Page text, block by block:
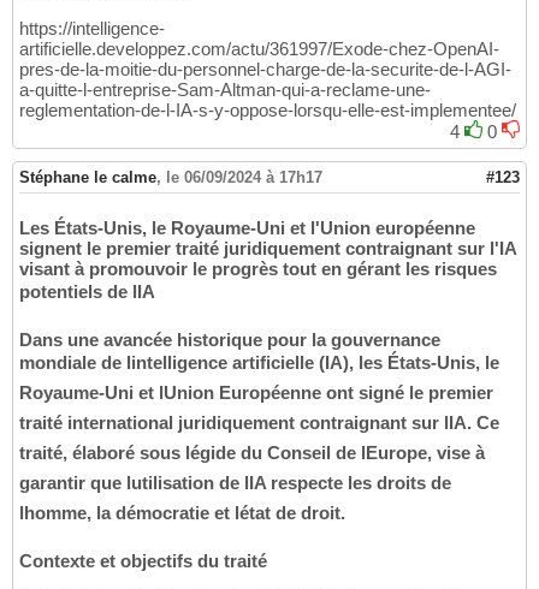
https://intelligence-
artificielle.developpez.com/actu/361997/Exode-chez-OpenAI-
pres-de-la-moitie-du-personnel-charge-de-la-securite-de-l-AGI-
a-quitte-l-entreprise-Sam-Altman-qui-a-reclame-une-
reglementation-de-l-IA-s-y-oppose-lorsqu-elle-est-implementee/
4
0
Stéphane le calme, le 06/09/2024 à 17h17 #123
Les États-Unis, le Royaume-Uni et l'Union européenne
signent le premier traité juridiquement contraignant sur l'IA
visant à promouvoir le progrès tout en gérant les risques
potentiels de lIA
Dans une avancée historique pour la gouvernance
mondiale de lintelligence artificielle (IA), les États-Unis, le
Royaume-Uni et lUnion Européenne ont signé le premier
traité international juridiquement contraignant sur lIA. Ce
traité, élaboré sous légide du Conseil de lEurope, vise à
garantir que lutilisation de lIA respecte les droits de
lhomme, la démocratie et létat de droit.
Contexte et objectifs du traité